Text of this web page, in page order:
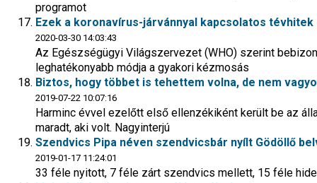
programot
Ezek a koronavírus-járvánnyal kapcsolatos tévhitek
2020-03-30 14:03:43
Az Egészségügyi Világszervezet (WHO) szerint
leghatékonyabb módja a gyakori kézmosás
Biztos, hogy többet is tehettem volna, de nem
2019-07-22 10:07:16
Harminc évvel ezelőtt első ellenzékiként került be az
maradt, aki volt. Nagyinterjú
Szendvics Pipa néven szendvicsbár nyílt Gödöllő
2019-01-17 11:24:01
33 féle nyitott, 7 féle zárt szendvics mellett, 15 féle